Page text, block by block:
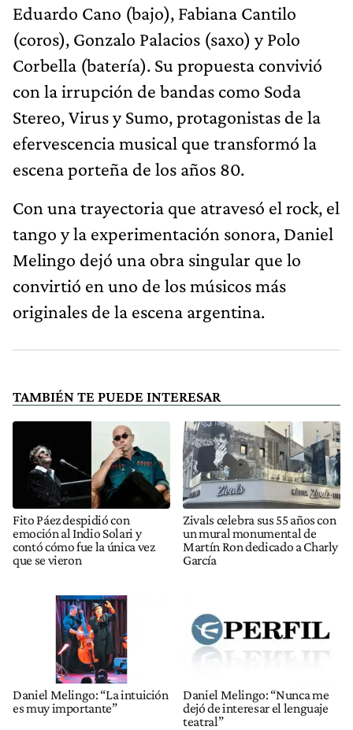
Eduardo Cano (bajo), Fabiana Cantilo
(coros), Gonzalo Palacios (saxo) y Polo
Corbella (batería). Su propuesta convivió
con la irrupción de bandas como Soda
Stereo, Virus y Sumo, protagonistas de la
efervescencia musical que transformó la
escena porteña de los años 80.
Con una trayectoria que atravesó el rock, el
tango y la experimentación sonora, Daniel
Melingo dejó una obra singular que lo
convirtió en uno de los músicos más
originales de la escena argentina.
TAMBIÉN TE PUEDE INTERESAR
Fito Páez despidió con
emoción al Indio Solari y
contó cómo fue la única vez
que se vieron
Zivals celebra sus 55 años con
un mural monumental de
Martín Ron dedicado a Charly
García
Daniel Melingo: “La intuición
es muy importante”
Daniel Melingo: “Nunca me
dejó de interesar el lenguaje
teatral”